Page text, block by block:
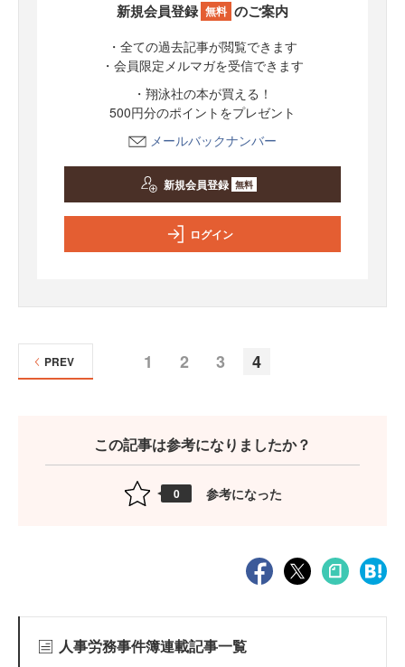
新規会員登録 無料 のご案内
・全ての過去記事が閲覧できます
・会員限定メルマガを受信できます
・翔泳社の本が買える！
500円分のポイントをプレゼント
メールバックナンバー
新規会員登録 無料
ログイン
1 2 3 4
PREV
この記事は参考になりましたか？
0 参考になった
人事労務事件簿連載記事一覧